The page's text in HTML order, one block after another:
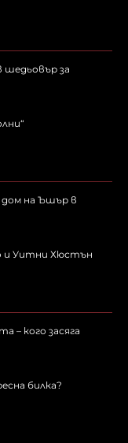
шедьовър за
дом на Ъшър в
и Уитни Хюстън
– кого засяга
билка?